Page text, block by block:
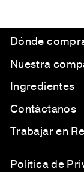
Dónde
Nuestra
Ingredientes
Contáctanos
Trabajar en
Política de